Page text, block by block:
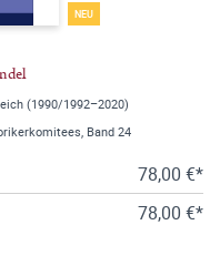
NEU
(1990/1992–2020)
Band 24
78,00 €*
78,00 €*